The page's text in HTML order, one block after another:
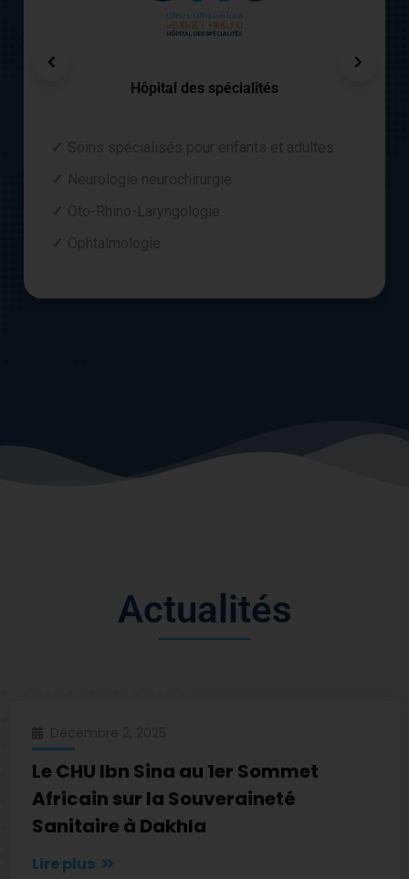
Hôpital des spécialités
Soins spécialisés pour enfants et adultes
Neurologie neurochirurgie
Oto-Rhino-Laryngologie
Ophtalmologie
Actua ités
Le CHU Ibn Sina au 1er Sommet
Africain sur la Souveraineté
Sanitaire à Dakhla
Lire plus